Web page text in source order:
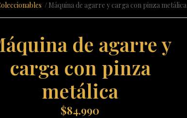
Máquina de agarre y carga con pinza metálica
de agarre y
carga con pinza
metálica
$84.990